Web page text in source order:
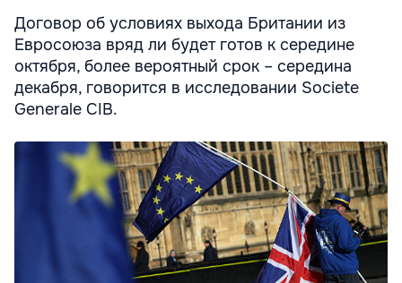
Договор об условиях выхода Британии из
Евросоюза вряд ли будет готов к середине
октября, более вероятный срок – середина
декабря, говорится в исследовании Societe
Generale CIB.